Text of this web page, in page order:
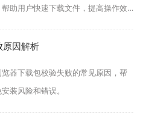
助用户快速下载文件，提高操作效
原因解析
器下载包校验失败的常见原因，帮
装风险和错误。